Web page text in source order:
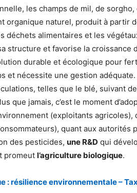
les champs de mil, de
organique naturel, produit à partir
déchets alimentaires et les
structure et favorise la croissance
durable et écologique pour
et nécessite une gestion adéquate.
telles que le blé, suivant
que jamais, c’est le moment
(exploitants
quant aux autorités
des pesticides, une R&D qui
promeut l’agriculture biologique.
: résilience environnementale –